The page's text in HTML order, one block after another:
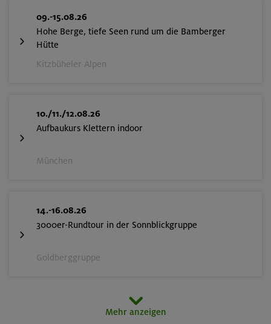
09.-15.08.26
Hohe Berge, tiefe Seen rund um die Bamberger
Hütte
Kitzbüheler Alpen
10./11./12.08.26
Aufbaukurs Klettern indoor
München
14.-16.08.26
3000er-Rundtour in der Sonnblickgruppe
Goldberggruppe
Mehr anzeigen